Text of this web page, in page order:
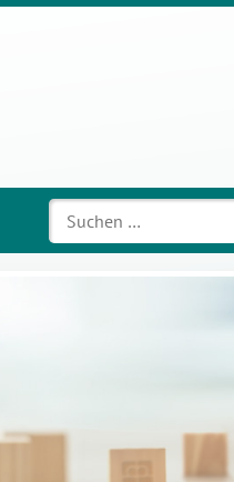
Suchen
nach: